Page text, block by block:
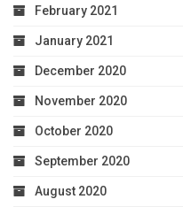
February 2021
January 2021
December 2020
November 2020
October 2020
September 2020
August 2020